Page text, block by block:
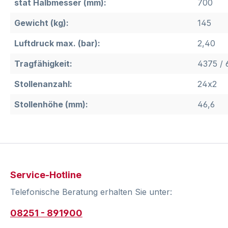
stat Halbmesser (mm):
700
Gewicht (kg):
145
Luftdruck max. (bar):
2,40
Tragfähigkeit:
4375 /
Stollenanzahl:
24x2
Stollenhöhe (mm):
46,6
Service-Hotline
Telefonische Beratung erhalten Sie unter:
08251 - 891900